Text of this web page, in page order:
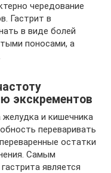
чередование
Гастрит в
в виде болей
поносами, а
экскрементов
желудка и кишечника
переваривать
остатки
Самым
является